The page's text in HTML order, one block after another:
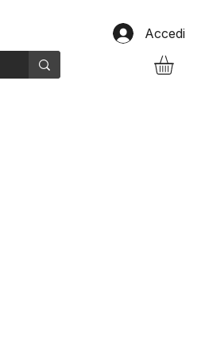
Accedi